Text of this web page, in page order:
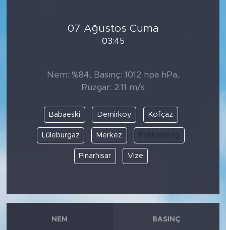
07 Ağustos Cuma
03:45
Nem: %84, Basınç: 1012 hpa hPa,
Rüzgar: 2.11 m/s
Babaeski Demirköy Kofçaz
Lüleburgaz Merkez Pehlivanköy
Pınarhisar Vize
NEM BASINÇ